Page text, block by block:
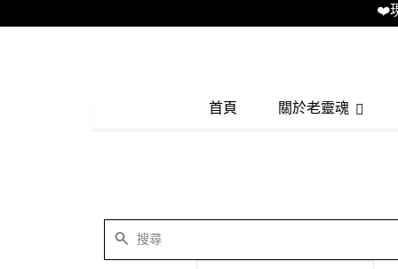
❤️現
首頁 關於老靈魂